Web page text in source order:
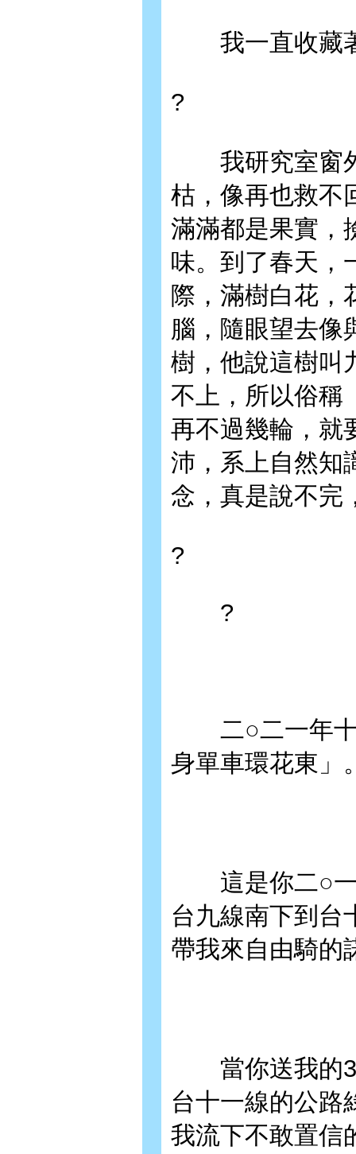
我一直收藏著
?
我研究室窗外
枯，像再也救不
滿滿都是果實，
味。到了春天，
際，滿樹白花，
腦，隨眼望去像
樹，他說這樹叫
不上，所以俗稱
再不過幾輪，就
沛，系上自然知
念，真是說不
?
?
二○二一年十
身單車環花東」
這是你二○一
台九線南下到台
帶我來自由騎的
當你送我的
台十一線的公路
我流下不敢置信